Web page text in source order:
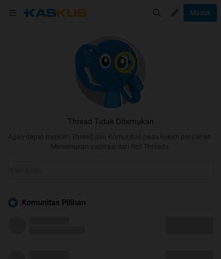
Masuk
Thread Tidak Ditemukan
Agan dapat mencari Thread dan Komunitas pada kolom pencarian.
Menemukan inspirasi dari Hot Threads.
Komunitas Pilihan